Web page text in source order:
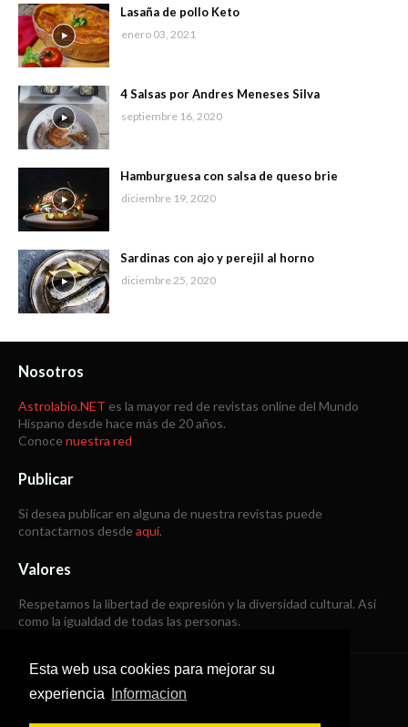
Esta web usa cookies para mejorar su
experiencia
Informacion
Lasaña de pollo Keto
enero 03, 2021
4 Salsas por Andres Meneses Silva
septiembre 16, 2020
Hamburguesa con salsa de queso brie
diciembre 19, 2020
Sardinas con ajo y perejil al horno
diciembre 25, 2020
Nosotros
Astrolabio.NET es la mayor red de revistas online del Mundo
Hispano desde hace más de 20 años.
Conoce nuestra red
Publicar
Si desea publicar en alguna de nuestra revistas puede
contactarnos desde aquí.
Valores
Respetamos la libertad de expresión y la diversidad cultural. Así
como la igualdad de todas las personas.
Copyright © 1998 -